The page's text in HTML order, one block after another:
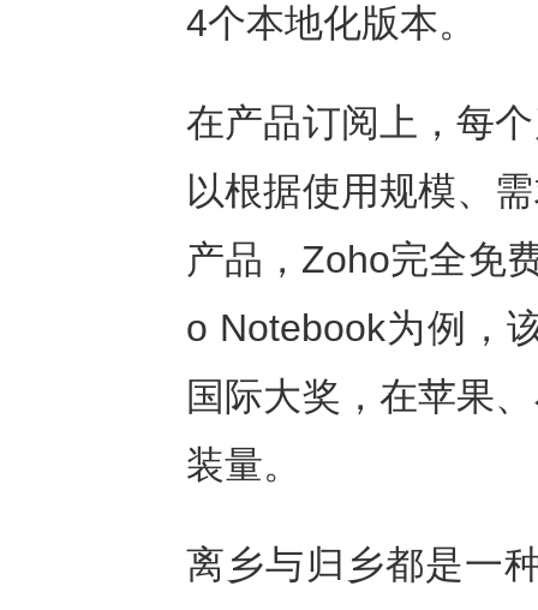
4个本地化版本。
在产品订阅上，每
以根据使用规模、
产品，Zoho完全免
o Notebook为例，
国际大奖，在苹果
装量。
离乡与归乡都是一